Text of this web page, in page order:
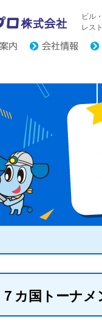
中日コ
ビル
レス
カ国トーナメ